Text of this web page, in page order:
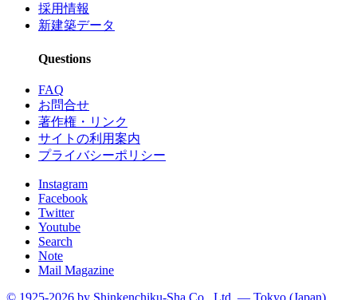
採用情報
新建築データ
Questions
FAQ
お問合せ
著作権・リンク
サイトの利用案内
プライバシーポリシー
Instagram
Facebook
Twitter
Youtube
Search
Note
Mail Magazine
© 1925-2026 by Shinkenchiku-Sha Co., Ltd. — Tokyo (Japan)